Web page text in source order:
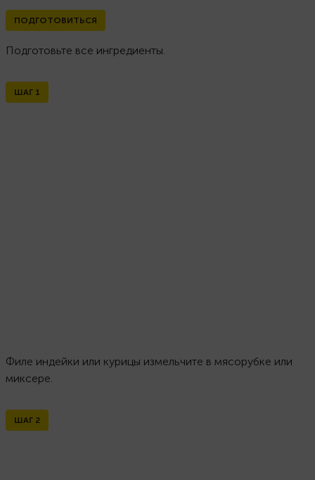
ПОДГОТОВИТЬСЯ
Подготовьте все ингредиенты.
ШАГ 1
Филе индейки или курицы измельчите в мясорубке или
миксере.
ШАГ 2